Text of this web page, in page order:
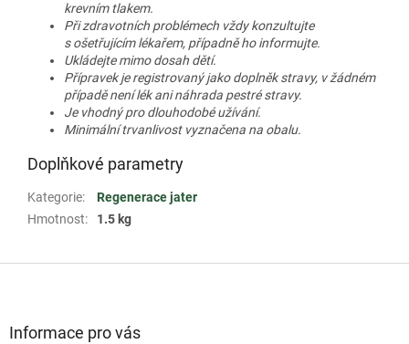
krevním tlakem.
Při zdravotních problémech vždy konzultujte
s ošetřujícím lékařem, případně ho informujte.
Ukládejte mimo dosah dětí.
Přípravek je registrovaný jako doplněk stravy, v žádném
případě není lék ani náhrada pestré stravy.
Je vhodný pro dlouhodobé užívání.
Minimální trvanlivost vyznačena na obalu.
Doplňkové parametry
Kategorie:
Regenerace jater
Hmotnost: 1.5 kg
Informace pro vás